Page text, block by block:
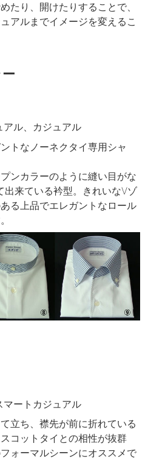
たり、開けたりすることで、
アルまでイメージを変えるこ
ル、カジュアル
トなノーネクタイ専用シャ
ンカラーのように縫い目がな
出来ている衿型。きれいなVゾ
る上品でエレガントなロール
ートカジュアル
立ち、襟先が前に折れている
コットタイとの相性が抜群
ォーマルシーンにオススメで